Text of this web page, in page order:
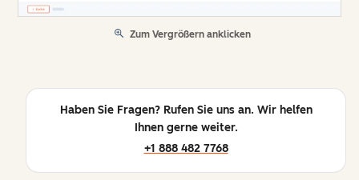
Zum Vergrößern anklicken
Haben Sie Fragen? Rufen Sie uns an. Wir helfen
Ihnen gerne weiter.
+1 888 482 7768